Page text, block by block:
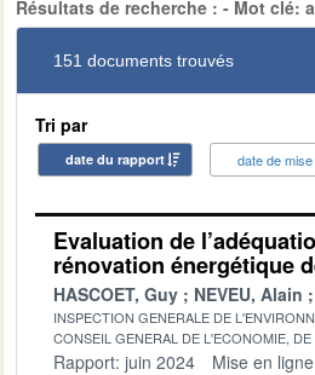
Résultats de recherche : - Mot clé:
151 documents trouvés
Tri par
date du rapport date de
Evaluation de
rénovation énergétique
HASCOET, Guy NEVEU, Alain
INSPECTION GENERALE DE
CONSEIL GENERAL DE L'ECONOMIE,
Rapport: juin 2024 Mise en